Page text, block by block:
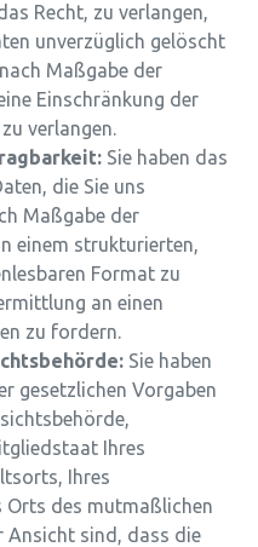
Recht, zu verlangen,
unverzüglich gelöscht
Maßgabe der
Einschränkung der
verlangen.
Sie haben das
die Sie uns
Maßgabe der
einem strukturierten,
Format zu
an einen
zu fordern.
Sie haben
gesetzlichen Vorgaben
Ihres
Ihres
des mutmaßlichen
Ansicht sind, dass die